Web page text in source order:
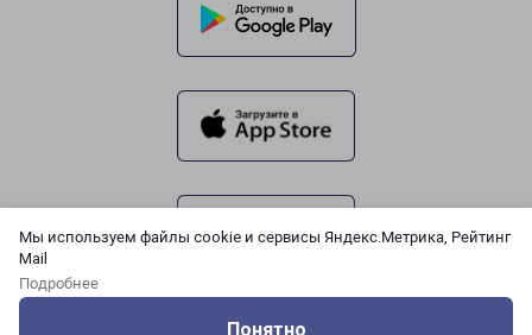
Мы используем файлы cookie и сервисы Яндекс.Метрика, Рейтинг
Mail
Подробнее
Понятно